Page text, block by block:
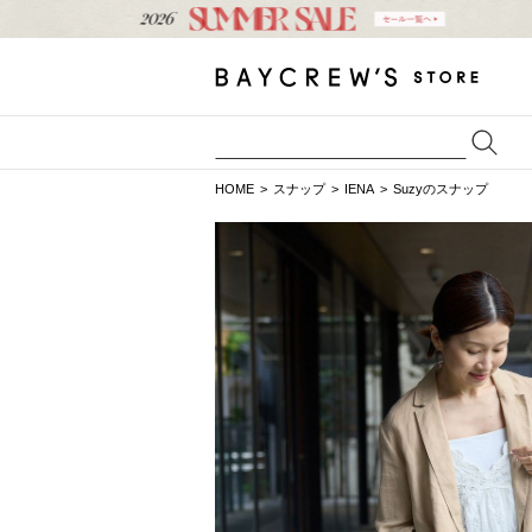
HOME スナップ IENA Suzyのスナップ